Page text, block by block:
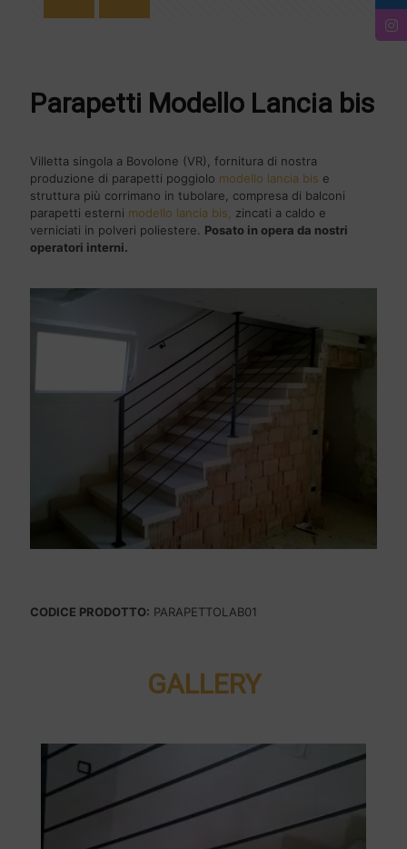
Parapetti Modello Lancia bis
Villetta singola a Bovolone (VR), fornitura di nostra
produzione di parapetti poggiolo modello lancia bis e
struttura più corrimano in tubolare, compresa di balconi
parapetti esterni modello lancia bis,
zincati a caldo e
verniciati in polveri poliestere. Posato in opera da nostri
operatori interni.
CODICE PRODOTTO: PARAPETTOLAB01
GALLERY